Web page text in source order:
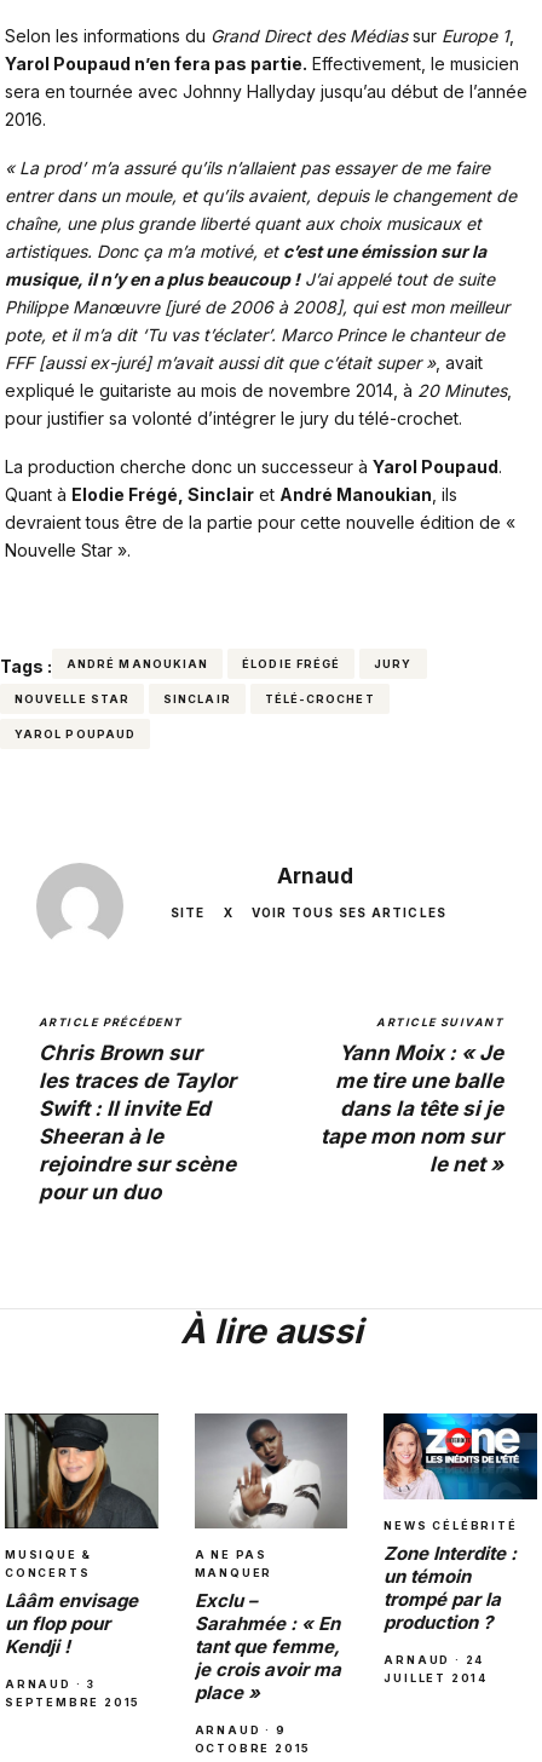
Selon les informations du Grand Direct des Médiassur Europe 1,
Yarol Poupaud n’en fera pas partie. Effectivement, le musicien
sera en tournée avec Johnny Hallyday jusqu’au début de l’année
2016.
« La prod’ m’a assuré qu’ils n’allaient pas essayer de me faire
entrer dans un moule, et qu’ils avaient, depuis le changement de
chaîne, une plus grande liberté quant aux choix musicaux et
artistiques. Donc ça m’a motivé, et c’est une émission sur la
musique, il n’y en a plus beaucoup !J’ai appelé tout de suite
Philippe Manœuvre [juré de 2006 à 2008], qui est mon meilleur
pote, et il m’a dit ‘Tu vas t’éclater’. Marco Prince le chanteur de
FFF [aussi ex-juré] m’avait aussi dit que c’était super », avait
expliqué le guitariste au mois de novembre 2014, à 20 Minutes,
pour justifier sa volonté d’intégrer le jury du télé-crochet.
La production cherche donc un successeur à Yarol Poupaud.
Quant à Elodie Frégé, Sinclair et André Manoukian , ils
devraient tous être de la partie pour cette nouvelle édition de «
Nouvelle Star ».
Tags : ANDRÉ MANOUKIAN ÉLODIE FRÉGÉ JURY
NOUVELLE STAR SINCLAIR TÉLÉ-CROCHET
YAROL POUPAUD
Arnaud
SITE X VOIR TOUS SES ARTICLES
ARTICLE PRÉCÉDENT
Chris Brown sur
les traces de Taylor
Swift : Il invite Ed
Sheeran à le
rejoindre sur scène
pour un duo
ARTICLE SUIVANT
Yann Moix : « Je
me tire une balle
dans la tête si je
tape mon nom sur
le net »
À lire aussi
MUSIQUE &
CONCERTS
Lââm envisage
un flop pour
Kendji !
ARNAUD · 3
SEPTEMBRE 2015
A NE PAS
MANQUER
Exclu –
Sarahmée : « En
tant que femme,
je crois avoir ma
place »
ARNAUD · 9
OCTOBRE 2015
NEWS CÉLÉBRITÉ
Zone Interdite :
un témoin
trompé par la
production ?
ARNAUD · 24
JUILLET 2014